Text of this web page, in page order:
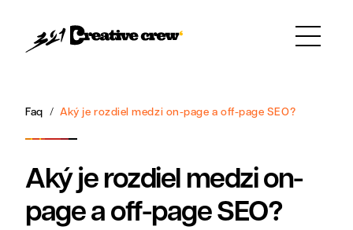
Faq Aký je rozdiel medzi on-page a off-page SEO?
Aký je rozdiel medzi on-
page a off-page SEO?